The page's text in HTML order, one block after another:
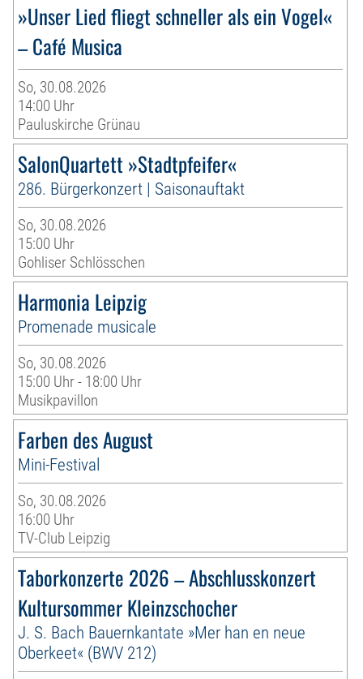
»Unser Lied fliegt schneller als ein Vogel«
– Café Musica
So, 30.08.2026
14:00 Uhr
Pauluskirche Grünau
SalonQuartett »Stadtpfeifer«
286. Bürgerkonzert | Saisonauftakt
So, 30.08.2026
15:00 Uhr
Gohliser Schlösschen
Harmonia Leipzig
Promenade musicale
So, 30.08.2026
15:00 Uhr - 18:00 Uhr
Musikpavillon
Farben des August
Mini-Festival
So, 30.08.2026
16:00 Uhr
TV-Club Leipzig
Taborkonzerte 2026 – Abschlusskonzert
Kultursommer Kleinzschocher
J. S. Bach Bauernkantate »Mer han en neue
Oberkeet« (BWV 212)